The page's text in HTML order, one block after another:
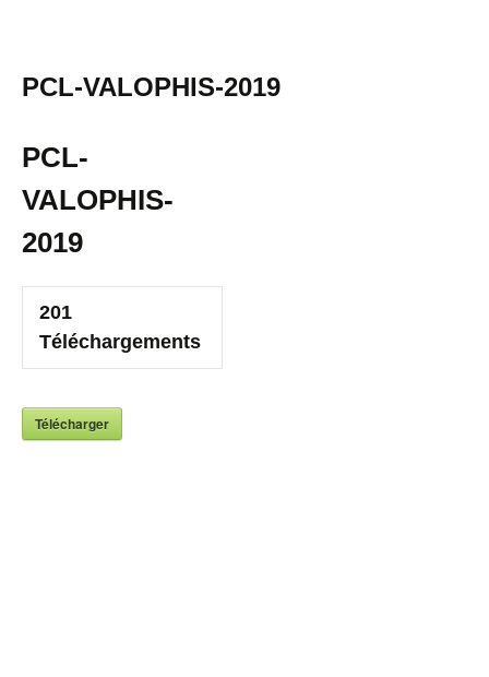
PCL-VALOPHIS-2019
PCL-
VALOPHIS-
2019
201
Téléchargements
Télécharger